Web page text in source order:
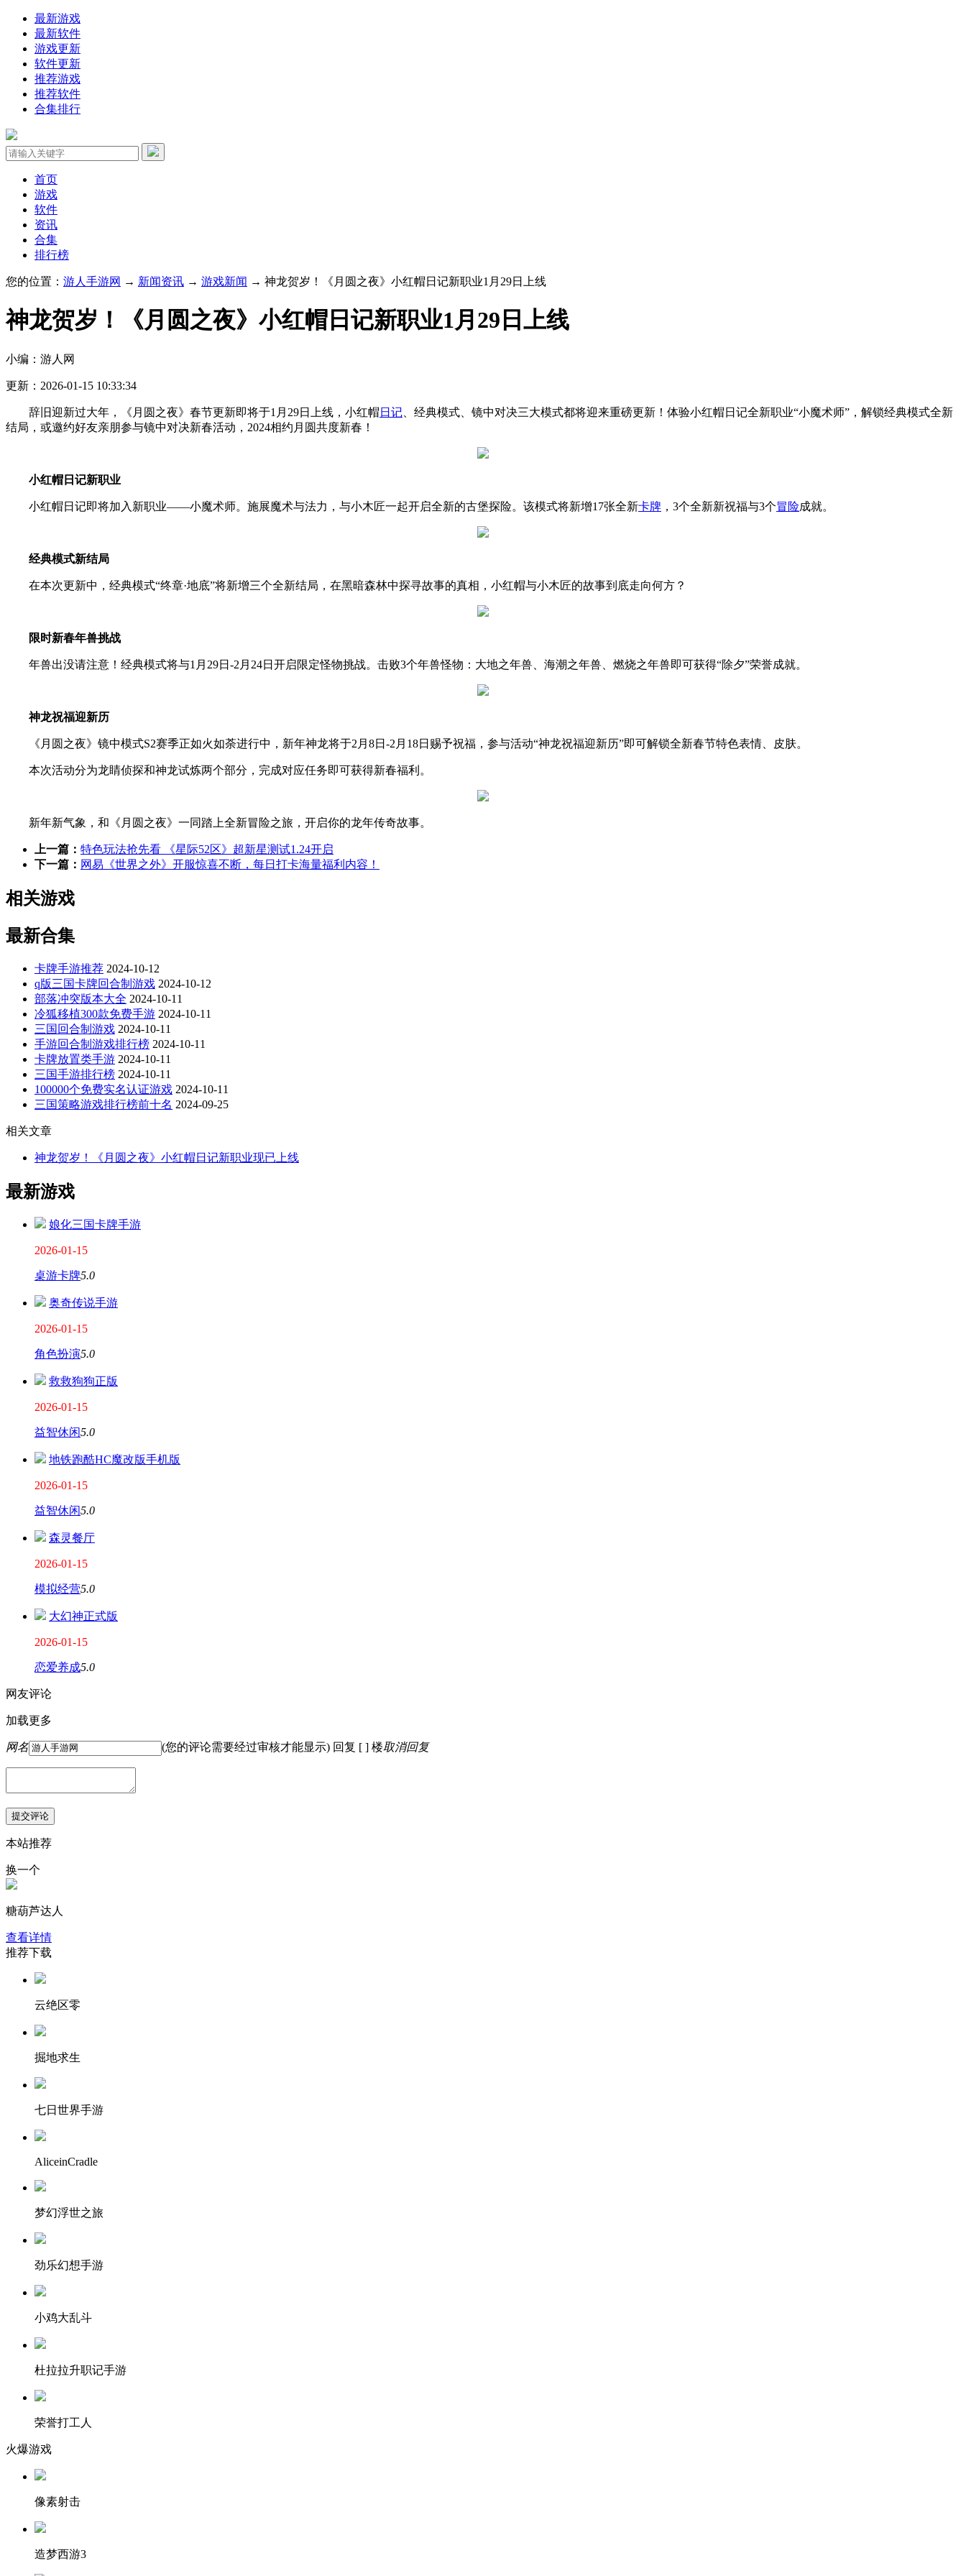
最新游戏
最新软件
游戏更新
软件更新
推荐游戏
推荐软件
合集排行
首页
游戏
软件
资讯
合集
排行榜
您的位置： 游人手游网 → 新闻资讯 → 游戏新闻 → 神龙贺岁！《月圆之夜》小红帽日记新职业1月29日上线
神龙贺岁！《月圆之夜》小红帽日记新职业1月29日上线
小编：游人网
更新：2026-01-15 10:33:34
辞旧迎新过大年，《月圆之夜》春节更新即将于1月29日上线，小红帽日记 、经典模式、镜中对决三大模式都将迎来重磅更新！体验小红帽日记全新职业“小魔术师”，解锁经典模式全新
结局，或邀约好友亲朋参与镜中对决新春活动，2024相约月圆共度新春！
小红帽日记新职业
小红帽日记即将加入新职业——小魔术师。施展魔术与法力，与小木匠一起开启全新的古堡探险。该模式将新增17张全新卡牌 ，3个全新新祝福与3个冒险成就。
经典模式新结局
在本次更新中，经典模式“终章·地底”将新增三个全新结局，在黑暗森林中探寻故事的真相，小红帽与小木匠的故事到底走向何方？
限时新春年兽挑战
年兽出没请注意！经典模式将与1月29日-2月24日开启限定怪物挑战。击败3个年兽怪物：大地之年兽、海潮之年兽、燃烧之年兽即可获得“除夕”荣誉成就。
神龙祝福迎新历
《月圆之夜》镜中模式S2赛季正如火如荼进行中，新年神龙将于2月8日-2月18日赐予祝福，参与活动“神龙祝福迎新历”即可解锁全新春节特色表情、皮肤。
本次活动分为龙睛侦探和神龙试炼两个部分，完成对应任务即可获得新春福利。
新年新气象，和《月圆之夜》一同踏上全新冒险之旅，开启你的龙年传奇故事。
上一篇： 特色玩法抢先看 《星际52区》超新星测试1.24开启
下一篇： 网易《世界之外》开服惊喜不断，每日打卡海量福利内容！
相关游戏
最新合集
卡牌手游推荐 2024-10-12
q版三国卡牌回合制游戏 2024-10-12
部落冲突版本大全 2024-10-11
冷狐移植300款免费手游 2024-10-11
三国回合制游戏 2024-10-11
手游回合制游戏排行榜 2024-10-11
卡牌放置类手游 2024-10-11
三国手游排行榜 2024-10-11
100000个免费实名认证游戏 2024-10-11
三国策略游戏排行榜前十名 2024-09-25
相关文章
神龙贺岁！《月圆之夜》小红帽日记新职业现已上线
最新游戏
娘化三国卡牌手游
2026-01-15
桌游卡牌5.0
奥奇传说手游
2026-01-15
角色扮演5.0
救救狗狗正版
2026-01-15
益智休闲5.0
地铁跑酷HC魔改版手机版
2026-01-15
益智休闲5.0
森灵餐厅
2026-01-15
模拟经营5.0
大幻神正式版
2026-01-15
恋爱养成5.0
网友评论
加载更多
网名 (您的评论需要经过审核才能显示) 回复 [ ] 楼取消回复
本站推荐
换一个
糖葫芦达人
查看详情
推荐下载
云绝区零
掘地求生
七日世界手游
AliceinCradle
梦幻浮世之旅
劲乐幻想手游
小鸡大乱斗
杜拉拉升职记手游
荣誉打工人
火爆游戏
像素射击
造梦西游3